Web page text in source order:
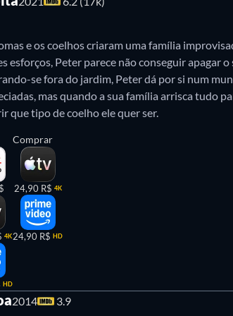
isso, o pai de Junior envia seus
já é um clássico da Páscoa.
(2012)
da Páscoa e Sandman são os
maligno Breu quer transformar sonhos
o inverno, como o mais novo
as crianças e seu próprio passado.
de Páscoa (2019)
Páscoa
, os detetives conseguiram
de sabotar a investigação deles.
de Guru (2004)
e os coelhos criaram uma família
esforços, Peter parece não conseguir apagar
se fora do jardim, Peter dá por si num
mas quando a sua família arrisca tudo
que tipo de coelho ele quer ser.
4K
HD
Comprar
24,90 R$ 4K
24,90 R$ HD
2014 3.9